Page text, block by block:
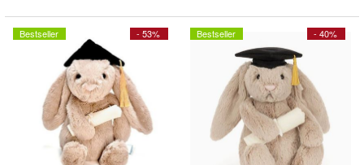
- 53%
Bestseller - 40%
Bestseller